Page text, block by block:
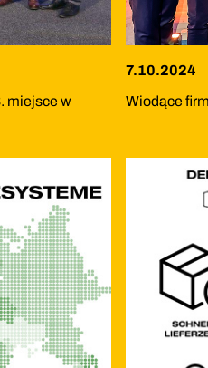
miejsce w
7.10.2024
Wiodące